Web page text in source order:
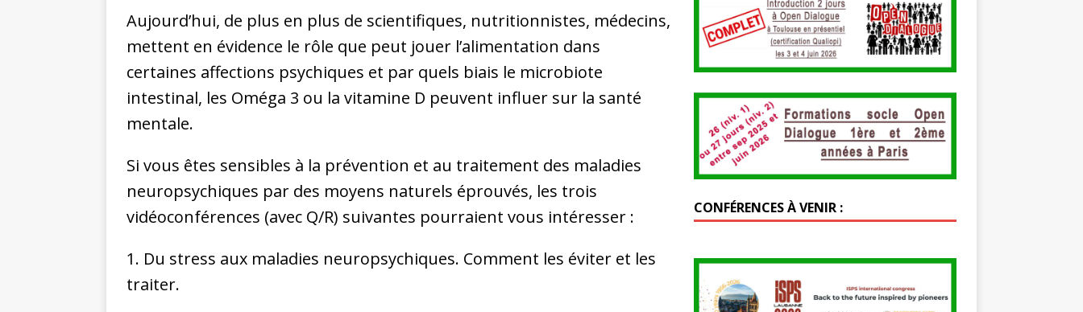
Aujourd’hui, de plus en plus de scientifiques, nutritionnistes, médecins,
mettent en évidence le rôle que peut jouer l’alimentation dans
certaines affections psychiques et par quels biais le microbiote
intestinal, les Oméga 3 ou la vitamine D peuvent influer sur la santé
mentale.
Si vous êtes sensibles à la prévention et au traitement des maladies
neuropsychiques par des moyens naturels éprouvés, les trois
vidéoconférences (avec Q/R) suivantes pourraient vous intéresser :
1. Du stress aux maladies neuropsychiques. Comment les éviter et les
traiter.
CONFÉRENCES À VENIR :